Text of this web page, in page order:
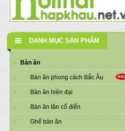
DANH MỤC SẢN PHẨM
Bàn ăn
Bàn ăn phong cách Bắc Âu
Bàn ăn hiện đại
Bàn ăn tân cổ điển
Ghế bàn ăn